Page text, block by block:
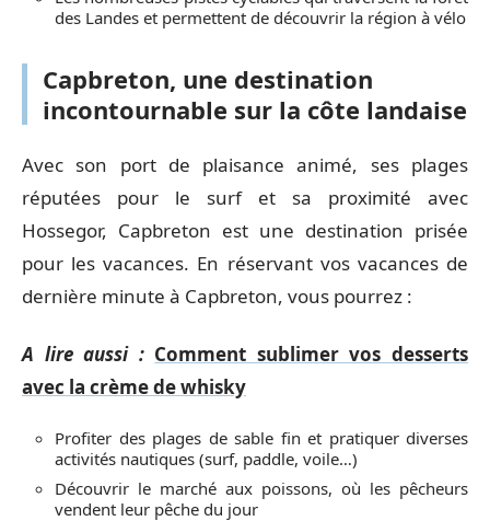
des Landes et permettent de découvrir la région à vélo
Capbreton, une destination
incontournable sur la côte landaise
Avec son port de plaisance animé, ses plages
réputées pour le surf et sa proximité avec
Hossegor, Capbreton est une destination prisée
pour les vacances. En réservant vos vacances de
dernière minute à Capbreton, vous pourrez :
A lire aussi : Comment sublimer vos desserts
avec la crème de whisky
Profiter des plages de sable fin et pratiquer diverses
activités nautiques (surf, paddle, voile…)
Découvrir le marché aux poissons, où les pêcheurs
vendent leur pêche du jour